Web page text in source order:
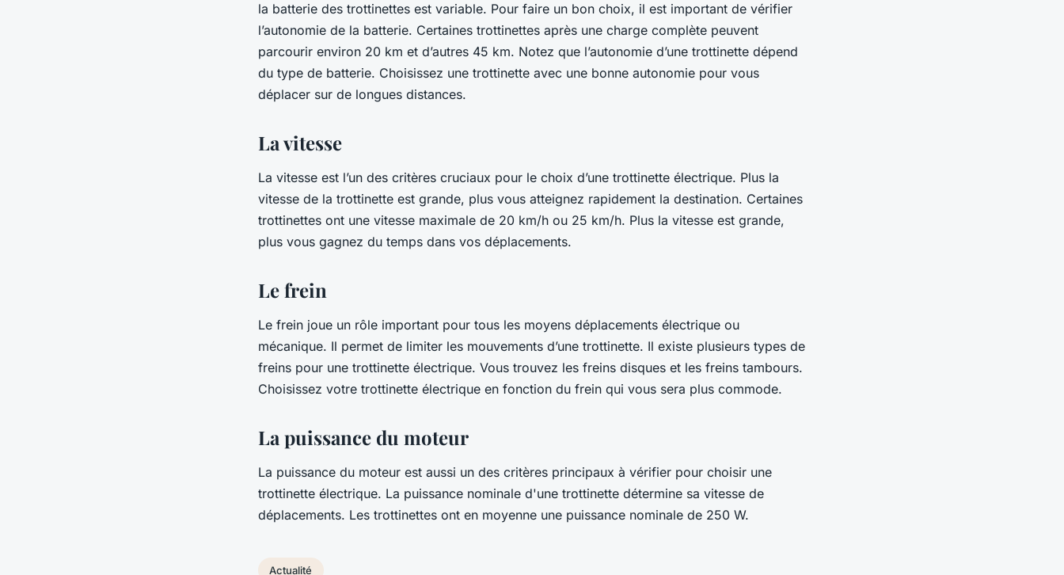
la batterie des trottinettes est variable. Pour faire un bon choix, il est important de vérifier
l’autonomie de la batterie. Certaines trottinettes après une charge complète peuvent
parcourir environ 20 km et d’autres 45 km. Notez que l’autonomie d’une trottinette dépend
du type de batterie. Choisissez une trottinette avec une bonne autonomie pour vous
déplacer sur de longues distances.
La vitesse
La vitesse est l’un des critères cruciaux pour le choix d’une trottinette électrique. Plus la
vitesse de la trottinette est grande, plus vous atteignez rapidement la destination. Certaines
trottinettes ont une vitesse maximale de 20 km/h ou 25 km/h. Plus la vitesse est grande,
plus vous gagnez du temps dans vos déplacements.
Le frein
Le frein joue un rôle important pour tous les moyens déplacements électrique ou
mécanique. Il permet de limiter les mouvements d’une trottinette. Il existe plusieurs types de
freins pour une trottinette électrique. Vous trouvez les freins disques et les freins tambours.
Choisissez votre trottinette électrique en fonction du frein qui vous sera plus commode.
La puissance du moteur
La puissance du moteur est aussi un des critères principaux à vérifier pour choisir une
trottinette électrique. La puissance nominale d'une trottinette détermine sa vitesse de
déplacements. Les trottinettes ont en moyenne une puissance nominale de 250 W.
Actualité